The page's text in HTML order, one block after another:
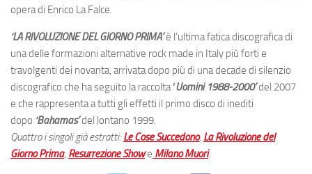
opera di Enrico La Falce.
‘LA RIVOLUZIONE DEL GIORNO PRIMA’è l’ultima fatica discografica di
una delle formazioni alternative rock made in Italy più forti e
travolgenti dei novanta, arrivata dopo più di una decade di silenzio
discografico che ha seguito la raccolta‘Uomini 1988-2000’del 2007
e che rappresenta a tutti gli effetti il primo disco di inediti
dopo ‘Bahamas’del lontano 1999.
Quattro i singoli già estratti: Le Cose Succedono, La Rivoluzione del
Giorno Prima, Resurrezione Showe Milano Muori.